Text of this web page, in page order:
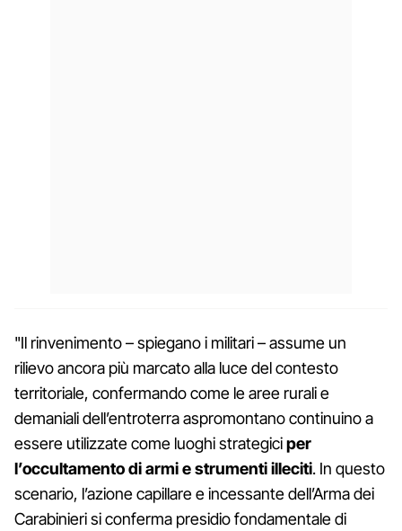
"Il rinvenimento – spiegano i militari – assume un
rilievo ancora più marcato alla luce del contesto
territoriale, confermando come le aree rurali e
demaniali dell’entroterra aspromontano continuino a
essere utilizzate come luoghi strategiciper
l’occultamento di armi e strumenti illeciti. In questo
scenario, l’azione capillare e incessante dell’Arma dei
Carabinieri si conferma presidio fondamentale di